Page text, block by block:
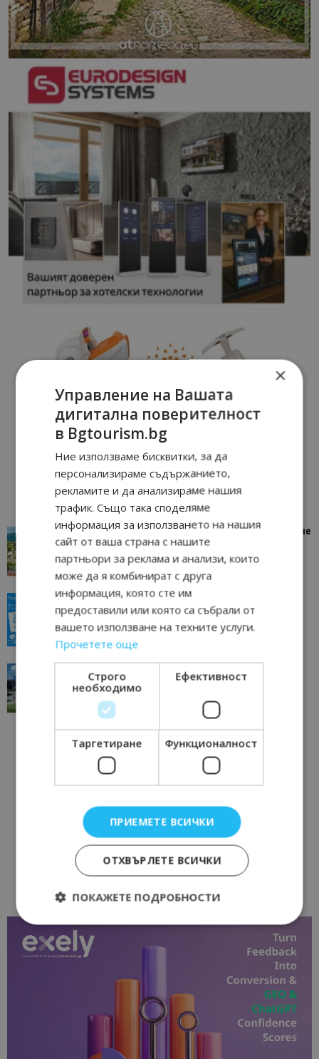
“Пощенска картичка от…”: Петрич – Изживяване
отвъд очакваното
Петрич 11/07/2026 11:22
“Пощенска картичка от…”: Пловдив, градът на
всички времена
Пловдив 23/06/2026 10:00
традициите, културата и вдъхновяващите...
Перник
×
Управление на Вашата
дигитална поверителност
в Bgtourism.bg
Ние използваме бисквитки, за да
персонализираме съдържанието,
рекламите и да анализираме нашия
трафик. Също така споделяме
информация за използването на нашия
сайт от ваша страна с нашите
партньори за реклама и анализи, които
може да я комбинират с друга
информация, която сте им
предоставили или която са събрали от
вашето използване на техните услуги.
Прочетете още
Строго
необходимо
Ефективност
Таргетиране Функционалност
ПРИЕМЕТЕ ВСИЧКИ
ОТХВЪРЛЕТЕ ВСИЧКИ
ПОКАЖЕТЕ ПОДРОБНОСТИ
Строго необходимо
Строго необходимите бисквитки позволяват
основната функционалност на уебсайта, като
потребителско влизане и управление на
акаунта. Уебсайтът не може да се използва
правилно без строго необходими бисквитки.